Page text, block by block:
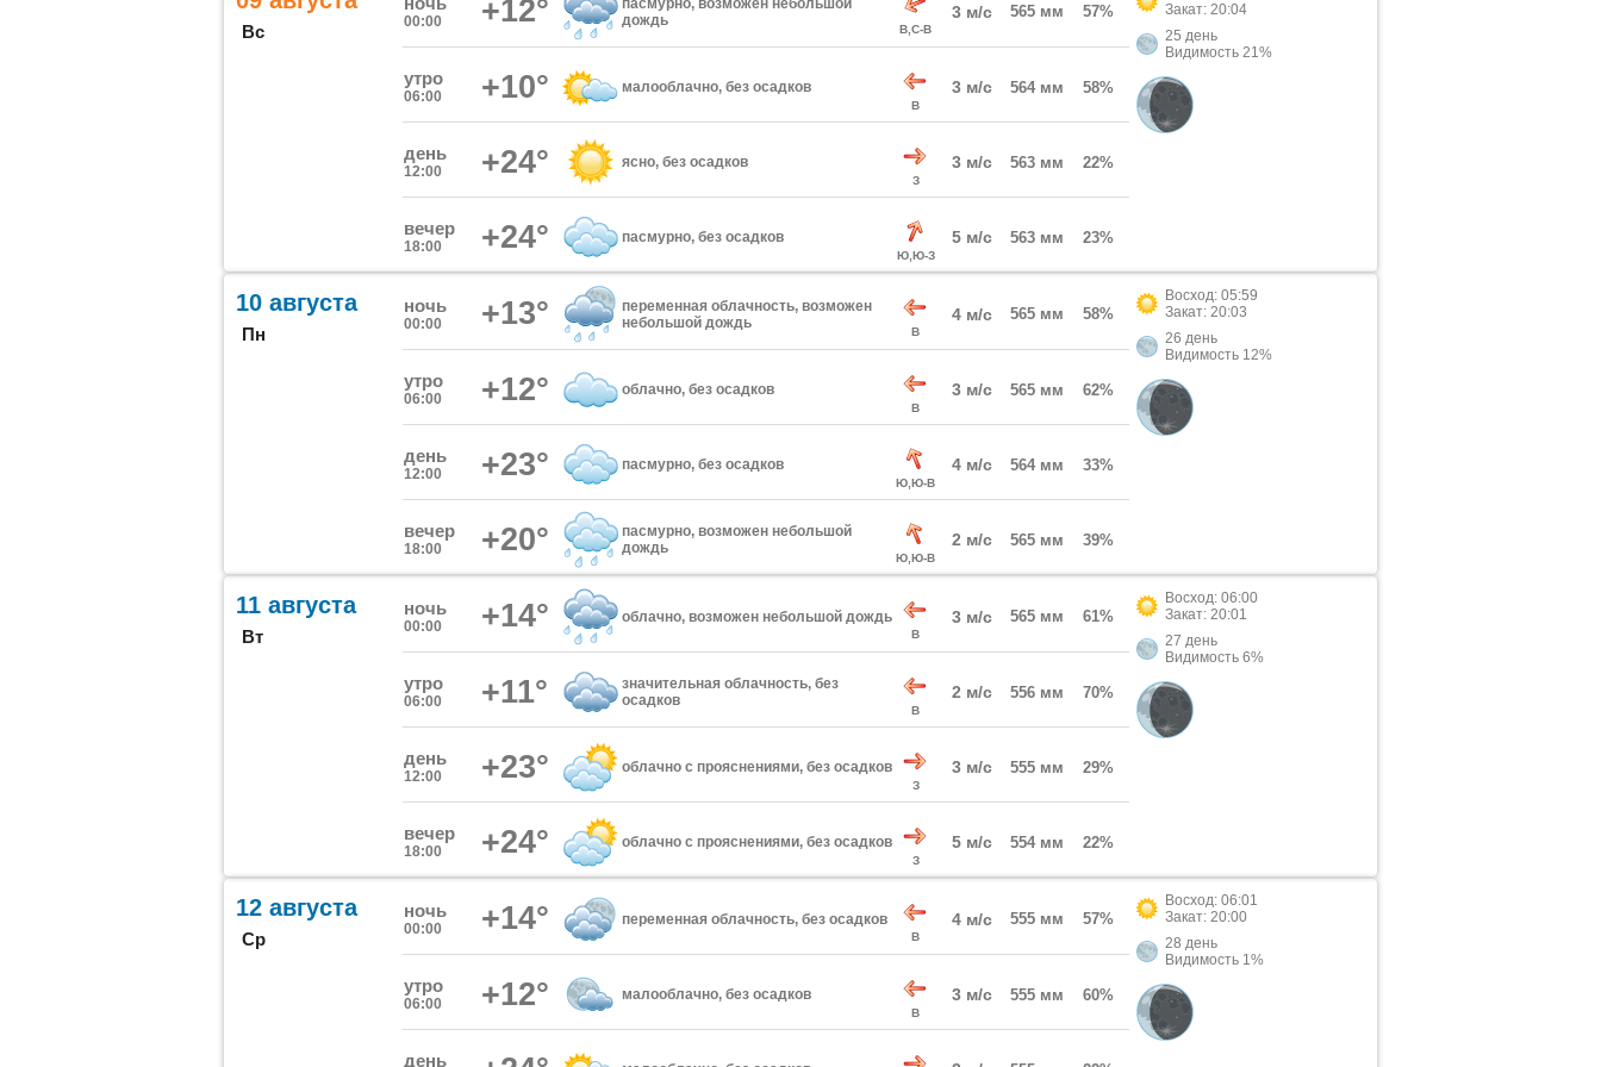
Вс 00:00 +12°
пасмурно, возможен небольшой
дождь
В,С-В
3 м/с 565 мм 57%
утро
06:00 +10° малооблачно, без осадков
В
3 м/с 564 мм 58%
день
12:00 +24° ясно, без осадков
З
3 м/с 563 мм 22%
вечер
18:00 +24° пасмурно, без осадков
Ю,Ю-З
5 м/с 563 мм 23%
Закат: 20:04
25 день
Видимость 21%
10 августа
Пн
ночь
00:00 +13°
переменная облачность, возможен
небольшой дождь
В
4 м/с 565 мм 58%
утро
06:00 +12° облачно, без осадков
В
3 м/с 565 мм 62%
день
12:00 +23° пасмурно, без осадков
Ю,Ю-В
4 м/с 564 мм 33%
вечер
18:00 +20°
пасмурно, возможен небольшой
дождь
Ю,Ю-В
2 м/с 565 мм 39%
Восход: 05:59
Закат: 20:03
26 день
Видимость 12%
11 августа
Вт
ночь
00:00 +14° облачно, возможен небольшой дождь
В
3 м/с 565 мм 61%
утро
06:00 +11°
значительная облачность, без
осадков
В
2 м/с 556 мм 70%
день
12:00 +23° облачно с прояснениями, без осадков
З
3 м/с 555 мм 29%
вечер
18:00 +24° облачно с прояснениями, без осадков
З
5 м/с 554 мм 22%
Восход: 06:00
Закат: 20:01
27 день
Видимость 6%
12 августа
Ср
ночь
00:00 +14° переменная облачность, без осадков
В
4 м/с 555 мм 57%
утро
06:00 +12° малооблачно, без осадков
В
3 м/с 555 мм 60%
день
Восход: 06:01
Закат: 20:00
28 день
Видимость 1%